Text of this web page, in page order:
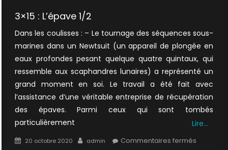
3×15 : L’épave 1/2
Dans les coulisses : – Le tournage des séquences sous-
marines dans un Newtsuit (un appareil de plongée en
eaux profondes pesant quelque quatre quintaux, qui
ressemble aux scaphandres lunaires) a représenté un
grand moment en soi. Le travail a été fait avec
l’assistance d’une véritable entreprise de récupération
des épaves. Parmi ceux qui sont tombés
particulièrement
Lire…
Posted
20 octobre 2020 Author
admin Commentaires ferméssur